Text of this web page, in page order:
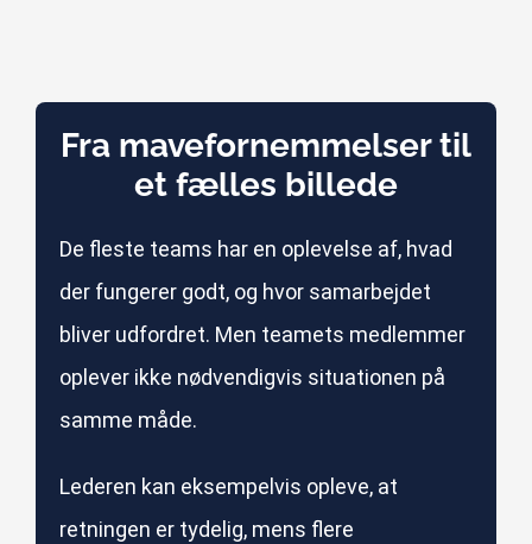
Fra mavefornemmelser til
et fælles billede
De fleste teams har en oplevelse af, hvad
der fungerer godt, og hvor samarbejdet
bliver udfordret. Men teamets medlemmer
oplever ikke nødvendigvis situationen på
samme måde.
Lederen kan eksempelvis opleve, at
retningen er tydelig, mens flere